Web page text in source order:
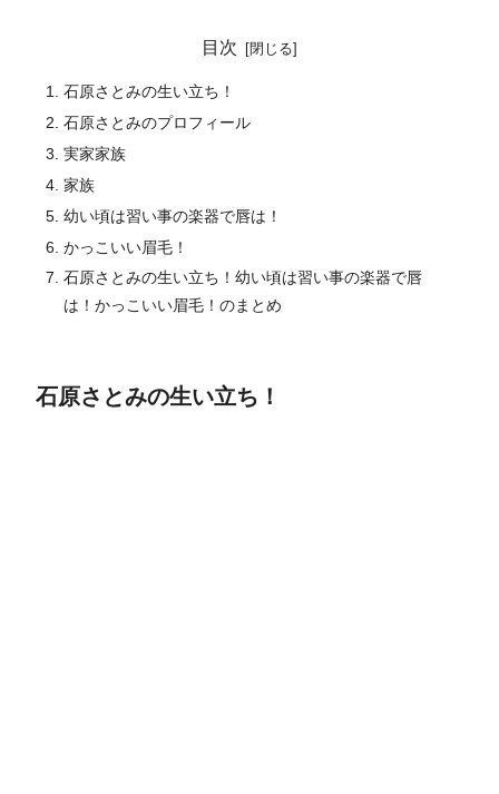
目次
石原さとみの生い立ち！
石原さとみのプロフィール
実家家族
家族
幼い頃は習い事の楽器で唇は！
かっこいい眉毛！
石原さとみの生い立ち！幼い頃は習い事の楽器で唇
は！かっこいい眉毛！のまとめ
石原さとみの生い立ち！